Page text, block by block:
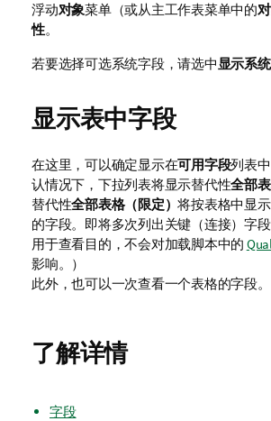
浮动对象菜单（或从主工作表菜单中的
性。
若要选择可选系统字段，请选中显示系
显示表中字段
在这里，可以确定显示在可用字段列表
认情况下，下拉列表将显示替代性全部
替代性全部表格（限定）将按表格中显
的字段。即将多次列出关键（连接）字
用于查看目的，不会对加载脚本中的
影响。）
此外，也可以一次查看一个表格的字段。
了解详情
字段